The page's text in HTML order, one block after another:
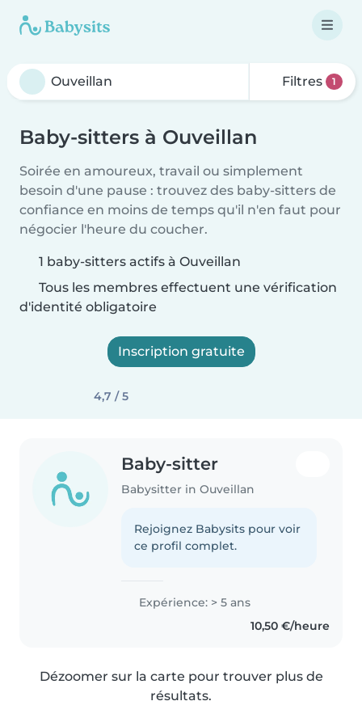
Filtres 1
Baby-sitters à Ouveillan
Soirée en amoureux, travail ou simplement
besoin d'une pause : trouvez des baby-sitters de
confiance en moins de temps qu'il n'en faut pour
négocier l'heure du coucher.
1 baby-sitters actifs à Ouveillan
Tous les membres effectuent une vérification
d'identité obligatoire
Inscription gratuite
4,7 / 5
Baby-sitter
Babysitter in Ouveillan
Rejoignez Babysits pour voir
ce profil complet.
Expérience: > 5 ans
10,50 €/heure
Dézoomer sur la carte pour trouver plus de
résultats.